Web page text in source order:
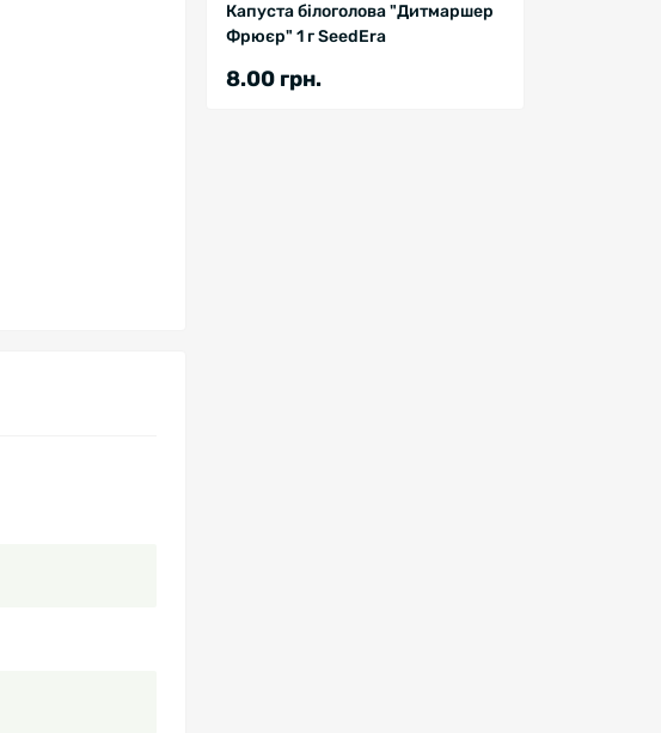
Капуста білоголова "Дитмаршер
Фрюєр" 1 г SeedEra
8.00 грн.